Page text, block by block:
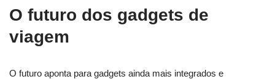
O futuro dos gadgets de
viagem
O futuro aponta para gadgets ainda mais integrados e